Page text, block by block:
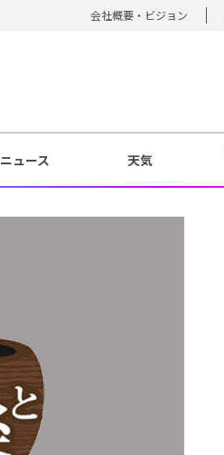
会社概要・ビジョン
ニュース 天気